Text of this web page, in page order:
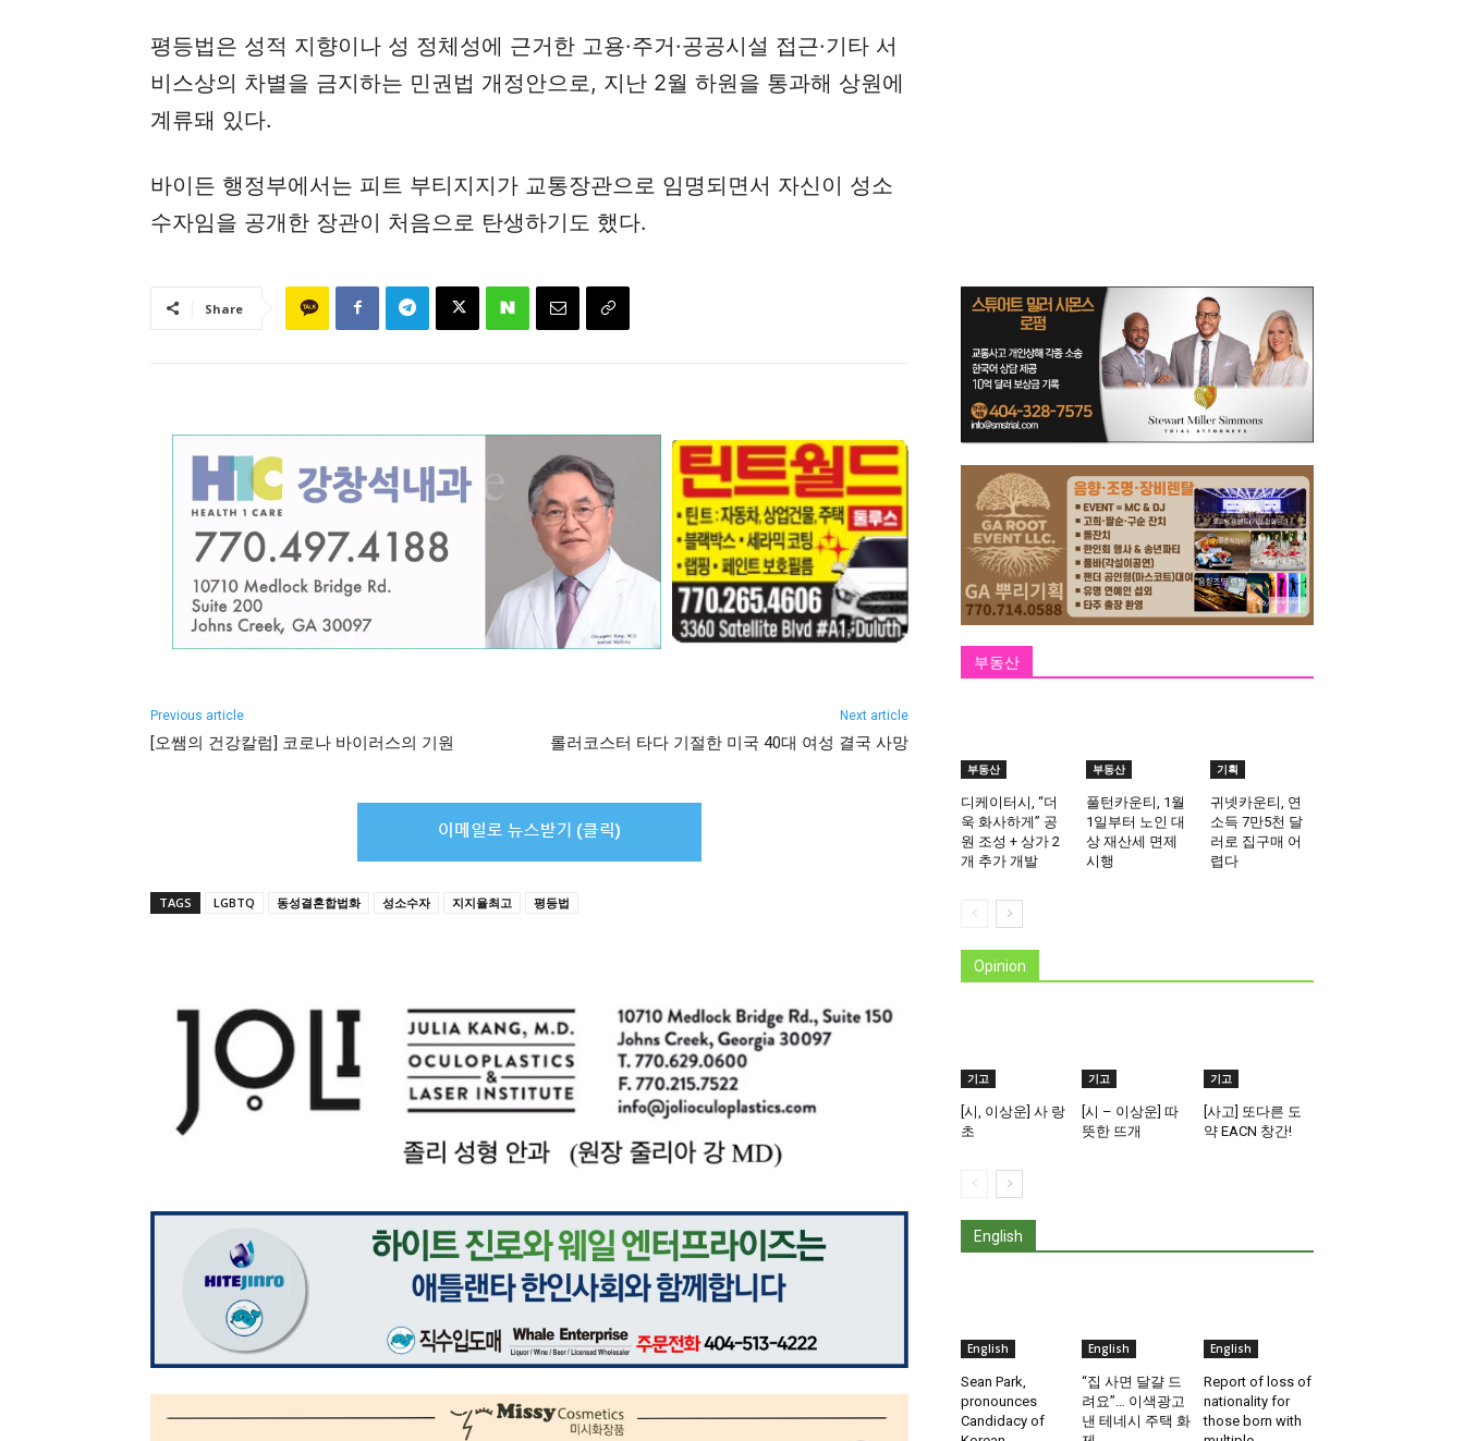
평등법은 성적 지향이나 성 정체성에 근거한 고용·주거·공공시설 접근·기타 서
비스상의 차별을 금지하는 민권법 개정안으로, 지난 2월 하원을 통과해 상원에
계류돼 있다.
바이든 행정부에서는 피트 부티지지가 교통장관으로 임명되면서 자신이 성소
수자임을 공개한 장관이 처음으로 탄생하기도 했다.
Share
Previous article
[오쌤의 건강칼럼] 코로나 바이러스의 기원
Next article
롤러코스터 타다 기절한 미국 40대 여성 결국 사망
TAGS LGBTQ 동성결혼합법화 성소수자 지지율최고 평등법
부동산
부동산
디케이터시, “더
욱 화사하게” 공
원 조성 + 상가 2
개 추가 개발
부동산
풀턴카운티, 1월
1일부터 노인 대
상 재산세 면제
시행
기획
귀넷카운티, 연
소득 7만5천 달
러로 집구매 어
렵다
Opinion
기고
[시, 이상운] 사 랑
초
기고
[시 – 이상운] 따
뜻한 뜨개
기고
[사고] 또다른 도
약 EACN 창간!
English
English
Sean Park,
pronounces
Candidacy of
English
“집 사면 달걀 드
려요”… 이색광고
낸 테네시 주택 화
English
Report of loss of
nationality for
those born with